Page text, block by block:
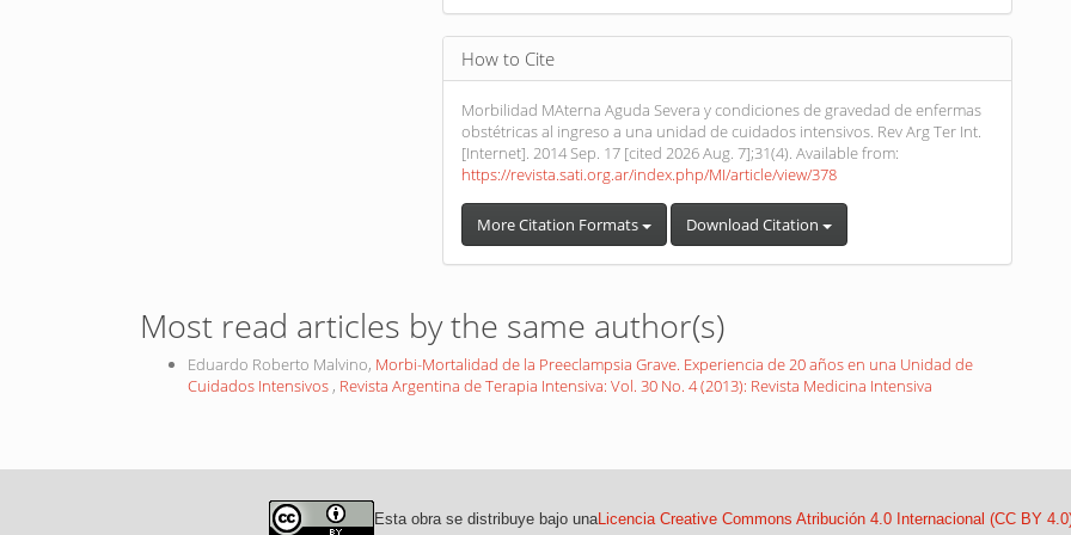
How to Cite
Morbilidad MAterna Aguda Severa y condiciones de gravedad de enfermas
obstétricas al ingreso a una unidad de cuidados intensivos. Rev Arg Ter Int.
[Internet]. 2014 Sep. 17 [cited 2026 Aug. 7];31(4). Available from:
https://revista.sati.org.ar/index.php/MI/article/view/378
More Citation Formats Download Citation
Most read articles by the same author(s)
Eduardo Roberto Malvino, Morbi-Mortalidad de la Preeclampsia Grave. Experiencia de 20 años en una Unidad de
Cuidados Intensivos , Revista Argentina de Terapia Intensiva: Vol. 30 No. 4 (2013): Revista Medicina Intensiva
Esta obra se distribuye bajo unaLicencia Creative Commons Atribución 4.0 Internacional (CC BY